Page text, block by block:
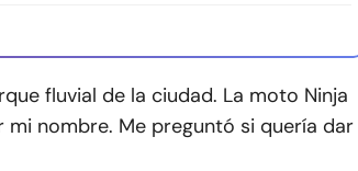
fluvial de la ciudad. La moto Ninja
nombre. Me preguntó si quería dar